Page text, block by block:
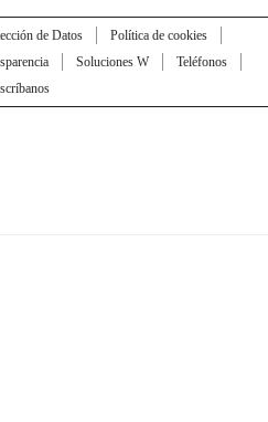
de Datos
Política de cookies
Soluciones W
Teléfonos